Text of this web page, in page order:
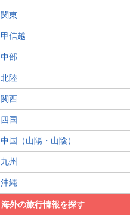
関東
甲信越
中部
北陸
関西
四国
中国（山陽・山陰）
九州
沖縄
海外の旅行情報を探す